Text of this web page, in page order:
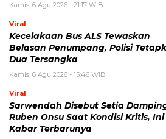
Kamis, 6 Agu 2026 - 21:17 WIB
Viral
Kecelakaan Bus ALS Tewaskan
Belasan Penumpang, Polisi
Dua Tersangka
Kamis, 6 Agu 2026 - 15:46 WIB
Viral
Sarwendah Disebut Setia
Ruben Onsu Saat Kondisi Kritis, Ini
Kabar Terbarunya